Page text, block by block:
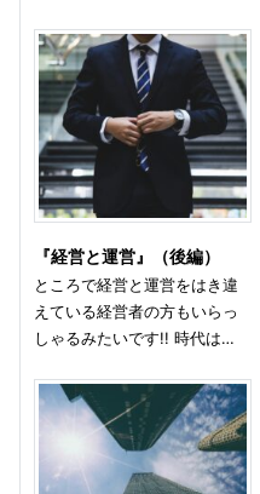
『経営と運営』（後編）
ところで経営と運営をはき違
えている経営者の方もいらっ
しゃるみたいです!! 時代は…